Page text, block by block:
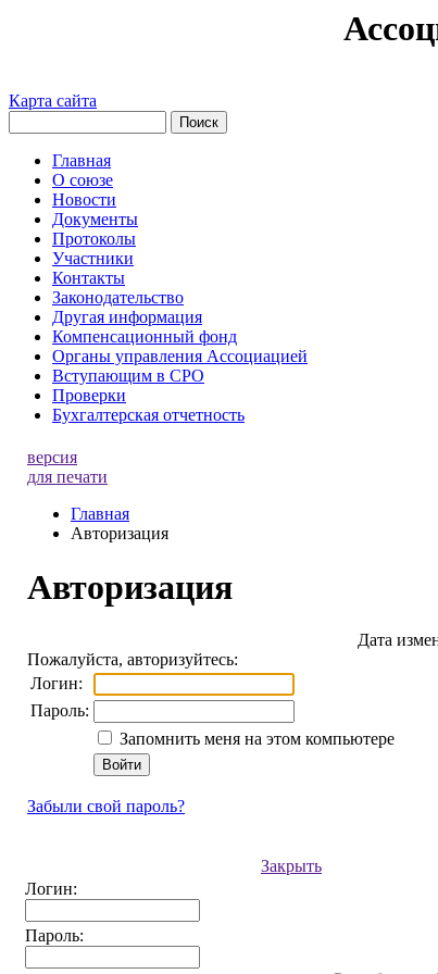
Карта сайта
Главная
О союзе
Новости
Документы
Протоколы
Участники
Контакты
Законодательство
Другая информация
Компенсационный фонд
Органы управления Ассоциацией
Вступающим в СРО
Проверки
Бухгалтерская отчетность
версия
для печати
Главная
Авторизация
Авторизация
Дата
Пожалуйста, авторизуйтесь:
Логин:
Пароль:
Запомнить меня на этом компьютере
Забыли свой пароль?
Закрыть
Логин:
Пароль: